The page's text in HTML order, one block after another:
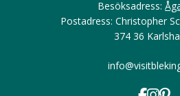
Besöksadress:
Postadress: Christopher
374 36